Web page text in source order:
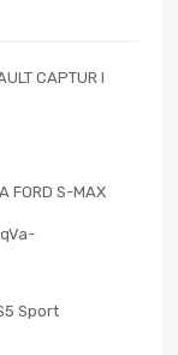
CAPTUR I
FORD S-MAX
Sport